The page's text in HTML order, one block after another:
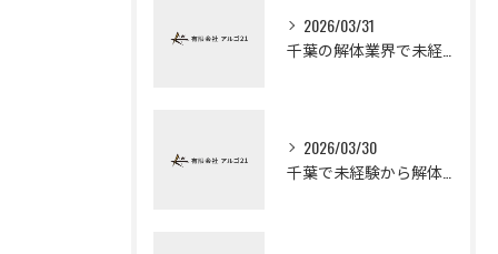
2026/03/31
2026/03/30